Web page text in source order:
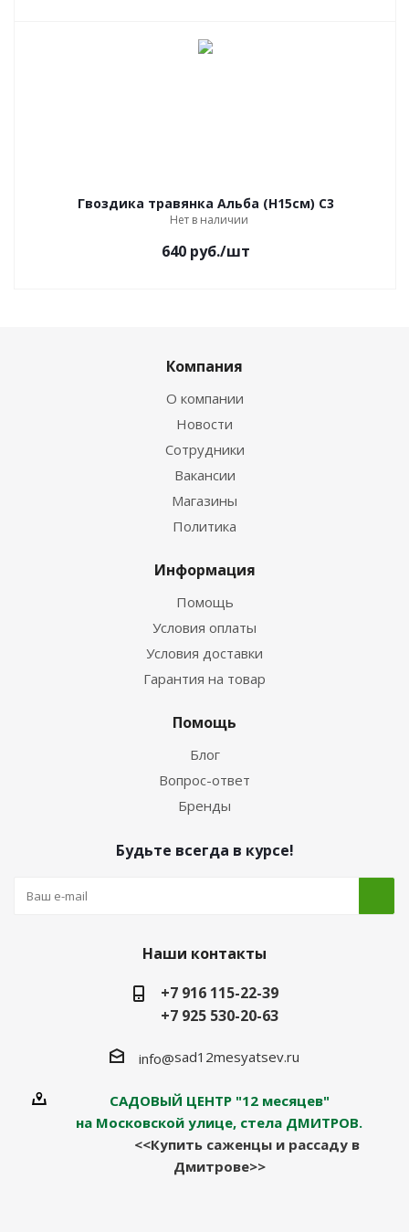
Гвоздика травянка Альба (Н15см) C3
Нет в наличии
640руб./шт
Компания
О компании
Новости
Сотрудники
Вакансии
Магазины
Политика
Информация
Помощь
Условия оплаты
Условия доставки
Гарантия на товар
Помощь
Блог
Вопрос-ответ
Бренды
Будьте всегда в курсе!
Наши контакты
+7 916 115-22-39
+7 925 530-20-63
info@sad12mesyatsev.ru
САДОВЫЙ ЦЕНТР "12 месяцев"
на Московской улице, стела ДМИТРОВ.
<<Купить саженцы и рассаду в
Дмитрове>>